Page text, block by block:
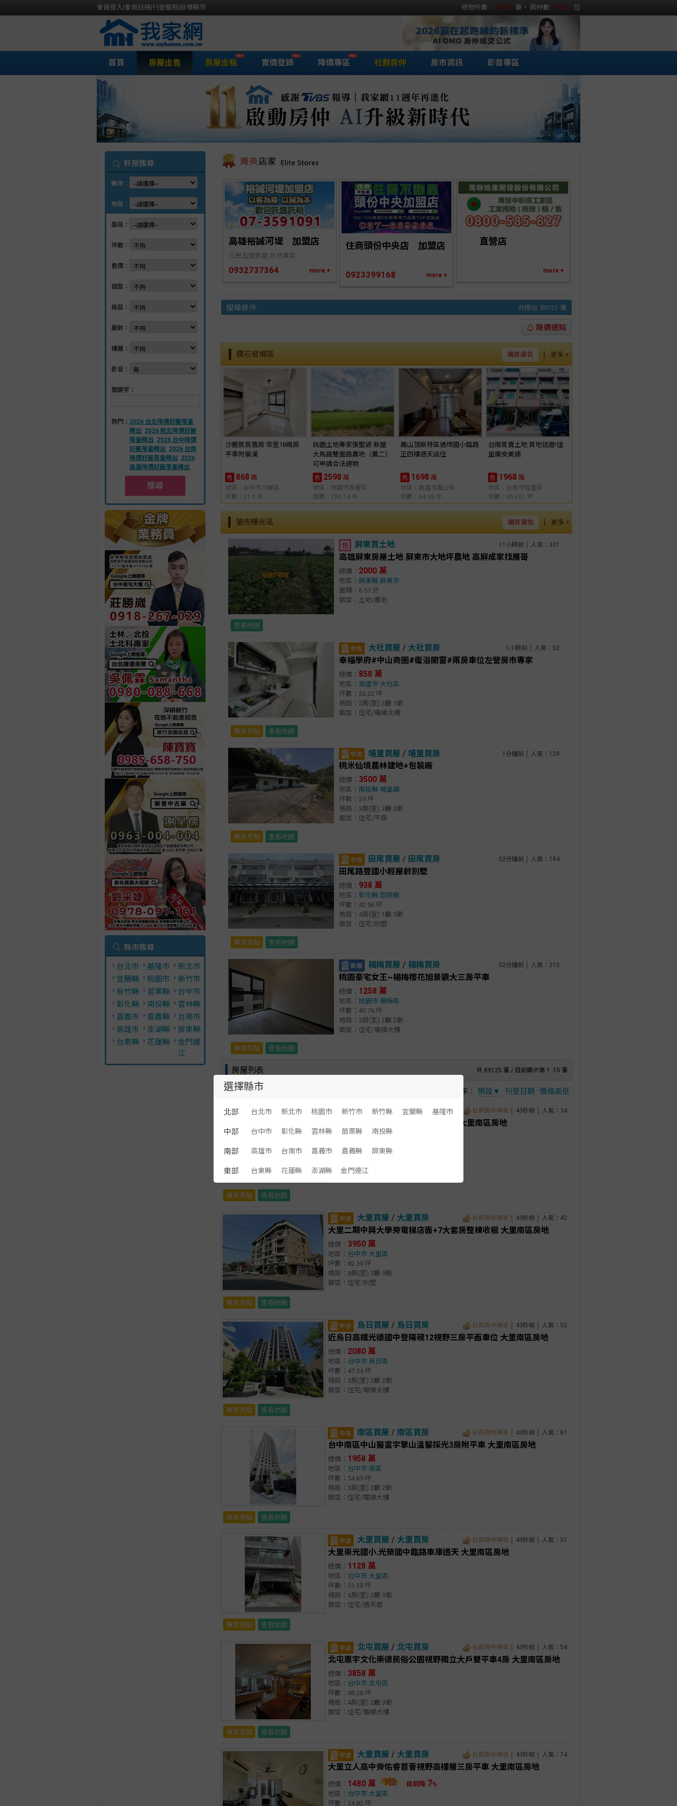
會員登入|會員註冊|刊登服務| 目標縣市 總物件數: 111792 筆， 房仲數: 15331 位
選擇縣市
北部 台北市 新北市 桃園市 新竹市 新竹縣 宜蘭縣 基隆市
中部 台中市 彰化縣 雲林縣 苗栗縣 南投縣
南部 高雄市 台南市 嘉義市 嘉義縣 屏東縣
東部 台東縣 花蓮縣 澎湖縣 金門連江
首頁 房屋出售 房屋出租 實價登錄 降價專區 社群房仲 房市資訊 影音專區
好屋搜尋
縣市：
地區：
路段：
坪數：
售價：
類型：
格局：
屋齡：
樓層：
影音：
關鍵字：
熱門： 2026 台北降價好屋限量
釋出 2026 新北降價好屋
限量釋出 2026 台中降價
好屋限量釋出 2026 台南
降價好屋限量釋出 2026
高雄降價好屋限量釋出
搜尋
縣市搜尋
台北市 基隆市
新北市
宜蘭縣
桃園市
新竹市
新竹縣
苗栗縣
台中市
彰化縣
南投縣
雲林縣
嘉義市
嘉義縣
台南市
高雄市
澎湖縣
屏東縣
台東縣
花蓮縣
金門連
江
我家網房屋買賣
高雄裕誠河堤　加盟店
三民左營買屋 在地專家
0932737364 more +
住商頭份中央店　加盟店
0923399168 more +
    　直營店
more +
搜尋條件 共搜出 89125 筆
降價通知
鑽石發燒區 更多 +
|
購買廣告
沙鹿買房賣房 帝堡18兩房
平車附裝潢
售 868 萬
地區：台中市沙鹿區
坪數：31.9 坪
桃園土地專家張聖諺 新屋
大馬路雙面路農地（農二）
可申請合法建物
售 2598 萬
地區：桃園市新屋區
面積：780.14 坪
鳳山頂新特區過埤國小臨路
正四樓透天店住
售 1698 萬
地區：高雄市鳳山區
坪數：64.98 坪
台南買賣土地 買地送厝!佳
里廣安美建
售 1968 萬
地區：台南市佳里區
坪數：45.601 坪
搶先曝光區 更多 +
|
購買廣告
屏東買土地 11小時前 │ 人氣：331
高雄屏東房屋土地 屏東市大地坪農地 高屏成家找展哥
總價： 2000 萬
地區： 屏東縣 屏東市
面積：6.51 分
類型：土地/農地
查看地圖
大社買屋 / 大社買房 1小時前 │ 人氣：52
幸福學府#中山商圈#衛浴開窗#兩房車位左營房市專家
總價： 858 萬
地區： 高雄市 大社區
坪數：26.22 坪
格局：2房(室) 2廳 1衛
類型：住宅/電梯大樓
專家亮點 查看地圖
埔里買屋 / 埔里買房 1分鐘前 │ 人氣：129
桃米仙境農林建地+包裝廠
總價： 3500 萬
地區： 南投縣 埔里鎮
坪數：29 坪
格局：3房(室) 3廳 3衛
類型：住宅/平房
專家亮點 查看地圖
田尾買屋 / 田尾買房 52分鐘前 │ 人氣：184
田尾路豐國小輕屋齡別墅
總價： 938 萬
地區： 彰化縣 田尾鄉
坪數：42.56 坪
格局：4房(室) 1廳 3衛
類型：住宅/別墅
專家亮點 查看地圖
楊梅買屋 / 楊梅買房 52分鐘前 │ 人氣：210
桃園豪宅女王~楊梅櫻花旭景觀大三房平車
總價： 1258 萬
地區： 桃園市 楊梅區
坪數：45.76 坪
格局：3房(室) 2廳 2衛
類型：住宅/電梯大樓
專家亮點 查看地圖
共 89125 筆 / 目前顯示第 1 -15 筆
房屋列表
顯示：文字 排序： 預設▼ 刊登日期 價格高低
南區買屋/ 南區買房 社群房仲專家 │ 43秒前 │ 人氣：34
台中中興大學正南門路吃市透天店面 大里南區房地
總價： 2588 萬
地區：台中市
南區
坪數：38.06 坪
格局：5房(室) 2廳 2衛
類型：住宅/透天厝
專家亮點 查看地圖
大里買屋 / 大里買房 社群房仲專家 │ 43秒前 │ 人氣：42
大里二期中興大學旁電梯店面+7大套房整棟收租 大里南區房地
總價： 3950 萬
地區： 台中市 大里區
坪數：82.39 坪
格局：8房(室) 3廳 9衛
類型：住宅/別墅
專家亮點 查看地圖
烏日買屋 / 烏日買房 社群房仲專家 │ 43秒前 │ 人氣：52
近烏日高鐵光德國中登陽硯12視野三房平面車位 大里南區房地
總價： 2080 萬
地區： 台中市 烏日區
坪數：47.34 坪
格局：3房(室) 2廳 2衛
類型：住宅/電梯大樓
專家亮點 查看地圖
南區買屋 / 南區買房 社群房仲專家 │ 43秒前 │ 人氣：61
台中南區中山醫富宇擎山溫馨採光3房附平車 大里南區房地
總價： 1958 萬
地區： 台中市 南區
坪數：54.69 坪
格局：3房(室) 2廳 2衛
類型：住宅/電梯大樓
專家亮點 查看地圖
大里買屋 / 大里買房 社群房仲專家 │ 43秒前 │ 人氣：51
大里崇光國小.光榮國中臨路車庫透天 大里南區房地
總價： 1128 萬
地區： 台中市 大里區
坪數：51.38 坪
格局：4房(室) 2廳 3衛
類型：住宅/透天厝
專家亮點 查看地圖
北屯買屋 / 北屯買房 社群房仲專家 │ 43秒前 │ 人氣：54
北屯惠宇文化崇德民俗公園視野獨立大戶雙平車4房 大里南區房地
總價： 3858 萬
地區： 台中市 北屯區
坪數：98.28 坪
格局：4房(室) 2廳 3衛
類型：住宅/電梯大樓
專家亮點 查看地圖
大里買屋 / 大里買房 社群房仲專家 │ 43秒前 │ 人氣：74
大里立人高中旁佑睿首薈視野高樓層三房平車 大里南區房地
總價： 1480 萬 目前降 7%
地區： 台中市 大里區
坪數：24.82 坪